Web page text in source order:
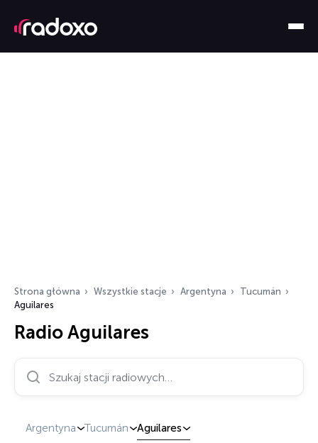
Strona główna Wszystkie stacje Argentyna
Tucumán
Aguilares
Radio Aguilares
Argentyna Tucumán Aguilares